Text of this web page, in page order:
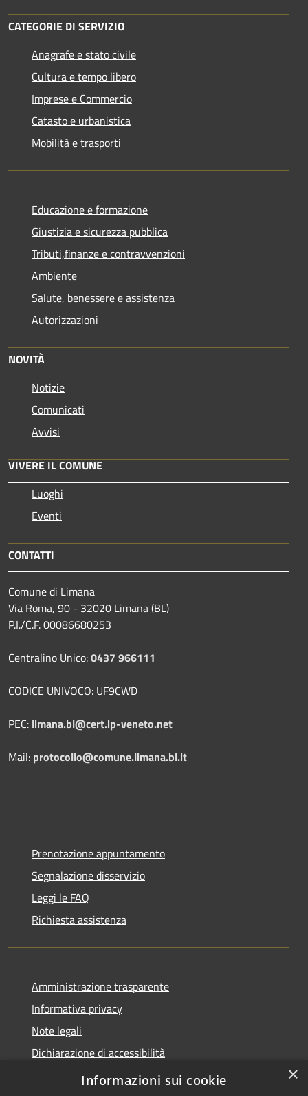
CATEGORIE DI SERVIZIO
Anagrafe e stato civile
Cultura e tempo libero
Imprese e Commercio
Catasto e urbanistica
Mobilità e trasporti
Educazione e formazione
Giustizia e sicurezza pubblica
Tributi,finanze e contravvenzioni
Ambiente
Salute, benessere e assistenza
Autorizzazioni
NOVITÀ
Notizie
Comunicati
Avvisi
VIVERE IL COMUNE
Luoghi
Eventi
CONTATTI
Comune di Limana
Via Roma, 90 - 32020 Limana (BL)
P.I./C.F. 00086680253
Centralino Unico:0437 966111
CODICE UNIVOCO: UF9CWD
PEC: limana.bl@cert.ip-veneto.net
Mail: protocollo@comune.limana.bl.it
Prenotazione appuntamento
Segnalazione disservizio
Leggi le FAQ
Richiesta assistenza
Amministrazione trasparente
Informativa privacy
Note legali
Dichiarazione di accessibilità
Moduli Privacy Amministrazione trasparente
×
Informazioni sui cookie